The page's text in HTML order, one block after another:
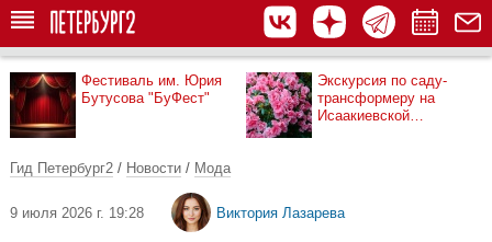
Фестиваль им. Юрия
Бутусова "БуФест"
Экскурсия по саду-
трансформеру на
Исаакиевской
Гид Петербург2 / Новости / Мода
9 июля 2026 г. 19:28 Виктория Лазарева